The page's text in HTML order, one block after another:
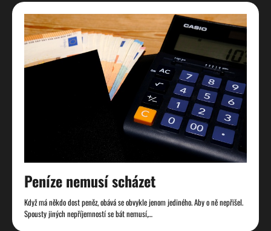
Peníze nemusí scházet
Když má někdo dost peněz, obává se obvykle jenom jediného. Aby o ně nepřišel.
Spousty jiných nepříjemností se bát nemusí,…